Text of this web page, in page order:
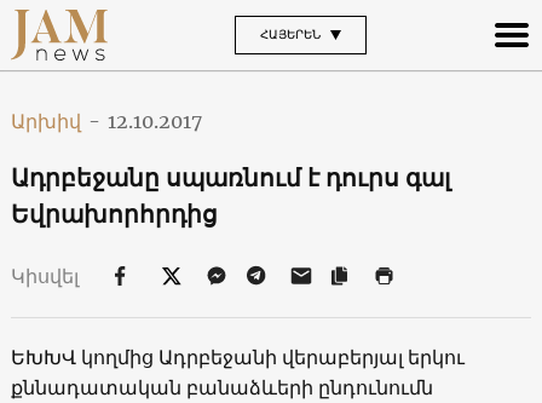
ՀԱՅԵՐԵՆ
Արխիվ - 12.10.2017
Ադրբեջանը սպառնում է դուրս գալ
Եվրախորհրդից
Կիսվել
ԵԽԽՎ կողմից Ադրբեջանի վերաբերյալ երկու
քննադատական բանաձևերի ընդունումն